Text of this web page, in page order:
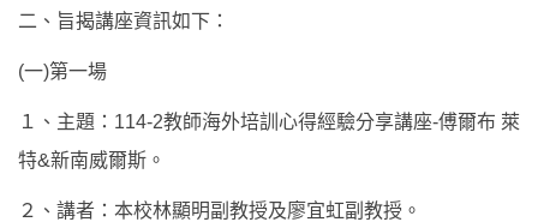
二、旨揭講座資訊如下：
(一)第一場
１、主題：114-2教師海外培訓心得經驗分享講座-傅爾布 萊
特&新南威爾斯。
２、講者：本校林顯明副教授及廖宜虹副教授。